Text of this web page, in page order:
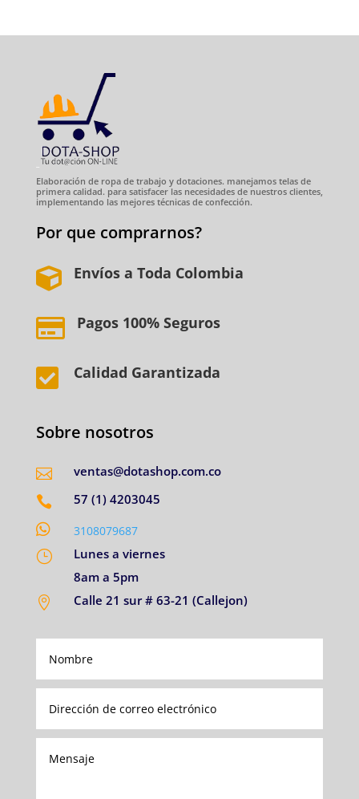
Elaboración de ropa de trabajo y dotaciones. manejamos telas de
primera calidad. para satisfacer las necesidades de nuestros clientes,
implementando las mejores técnicas de confección.
Por que comprarnos?
 Envíos a Toda Colombia
 Pagos 100% Seguros
 Calidad Garantizada
Sobre nosotros

ventas@dotashop.com.co

57 (1) 4203045
 3108079687
}
Lunes a viernes
8am a 5pm

Calle 21 sur # 63-21 (Callejon)